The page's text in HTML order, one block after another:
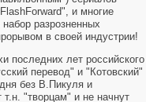
и многие
разрозненных
в своей индустрии!
последних лет российского
перевод" и "Котовский"
без В.Пикуля и
"творцам" и не начнут